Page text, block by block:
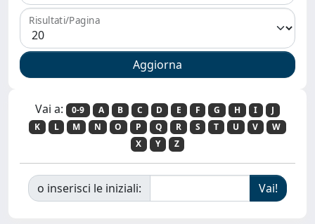
Risultati/Pagina
Vai a: 0-9 A B C D E F G H I
J
K
L M N O P Q R S T U V
W
X
Y Z
o inserisci le iniziali: